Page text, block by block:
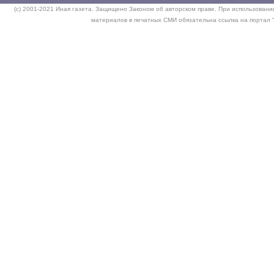
(c) 2001-2021 Иная газета. Защищено Законом об авторском праве. При
материалов в печатных СМИ обязательна ссылка на